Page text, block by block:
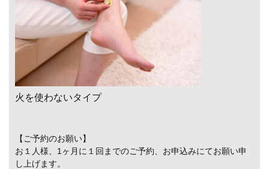
火を使わないタイプ
【ご予約のお願い】
お１人様、1ヶ月に１回までのご予約、お申込みにてお願い申
し上げます。